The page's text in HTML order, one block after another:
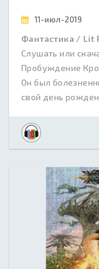
11-июл-2019
Фантастика / Lit
Слушать или
Пробуждение
Он был
свой день